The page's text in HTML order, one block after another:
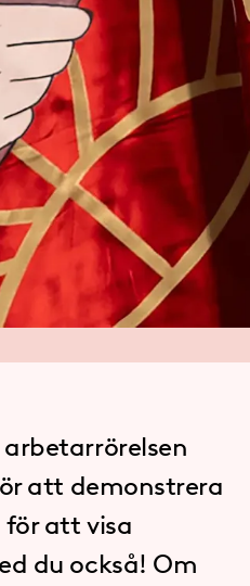
att demonstrera
att visa
du också! Om